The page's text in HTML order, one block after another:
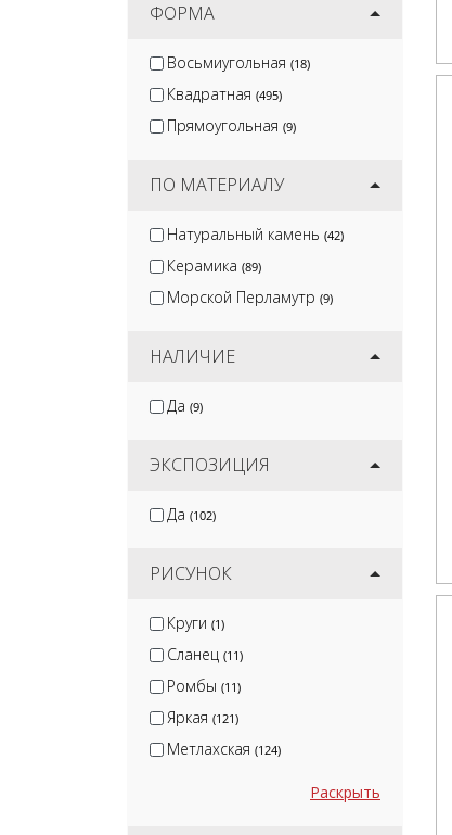
ФОРМА
Восьмиугольная (18)
Квадратная (495)
Прямоугольная (9)
ПО МАТЕРИАЛУ
Натуральный камень (42)
Керамика (89)
Морской Перламутр (9)
НАЛИЧИЕ
Да (9)
ЭКСПОЗИЦИЯ
Да (102)
РИСУНОК
Круги (1)
Сланец (11)
Ромбы (11)
Яркая (121)
Метлахская (124)
Раскрыть